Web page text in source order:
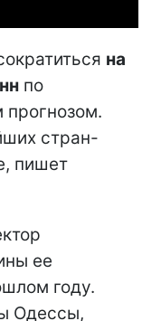
на
по
стран-
пишет
ее
году.
Одессы,